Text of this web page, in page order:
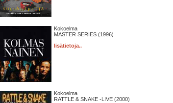
Kokoelma
MASTER SERIES (1996)
lisätietoja..
Kokoelma
RATTLE & SNAKE -LIVE (2000)